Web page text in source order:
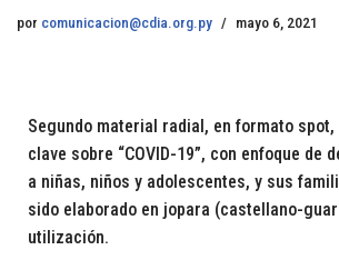
por comunicacion@cdia.org.py mayo 6, 2021
Segundo material radial, en formato
clave sobre “COVID-19”, con enfoque de
a niñas, niños y adolescentes, y sus
sido elaborado en jopara (castellano-
utilización.